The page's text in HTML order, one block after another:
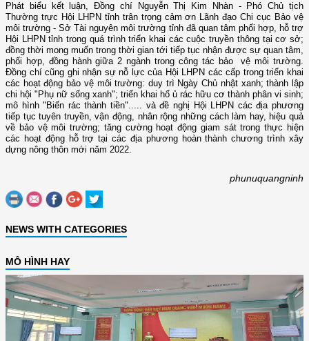
Phát biểu kết luận, Đồng chí Nguyễn Thị Kim Nhàn - Phó Chủ tịch
Thường trực Hội LHPN tỉnh trân trọng cảm ơn Lãnh đạo Chi cục Bảo vệ
môi trường - Sở Tài nguyên môi trường tỉnh đã quan tâm phối hợp, hỗ trợ
Hội LHPN tỉnh trong quá trình triển khai các cuộc truyền thông tại cơ sở;
đồng thời mong muốn trong thời gian tới tiếp tục nhận được sự quan tâm,
phối hợp, đồng hành giữa 2 ngành trong công tác bảo vệ môi trường.
Đồng chí cũng ghi nhận sự nỗ lực của Hội LHPN các cấp trong triển khai
các hoạt động bảo vệ môi trường: duy trì Ngày Chủ nhật xanh; thành lập
chi hội "Phụ nữ sống xanh"; triển khai hố ủ rác hữu cơ thành phân vi sinh;
mô hình "Biến rác thành tiền"..... và đề nghị Hội LHPN các địa phương
tiếp tục tuyên truyền, vận động, nhân rộng những cách làm hay, hiệu quả
về bảo vệ môi trường; tăng cường hoạt động giam sát trong thực hiện
các hoạt động hỗ trợ tại các địa phương hoàn thành chương trình xây
dựng nông thôn mới năm 2022.
phunuquangninh
NEWS WITH CATEGORIES
MÔ HÌNH HAY